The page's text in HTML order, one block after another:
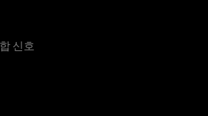
신호